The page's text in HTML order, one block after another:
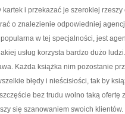
i przekazać je szerokiej
o znalezienie odpowiedniej
w tej specjalności, jest
usług korzysta bardzo dużo
Każda książka nim pozostanie
błędy i nieścisłości, tak by
bez trudu wolno taką ofertę
się szanowaniem swoich